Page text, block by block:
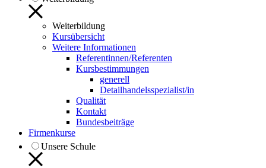
Weiterbildung
Kursübersicht
Weitere Informationen
Referentinnen/Referenten
Kursbestimmungen
generell
Detailhandelsspezialist/in
Qualität
Kontakt
Bundesbeiträge
Firmenkurse
Unsere Schule